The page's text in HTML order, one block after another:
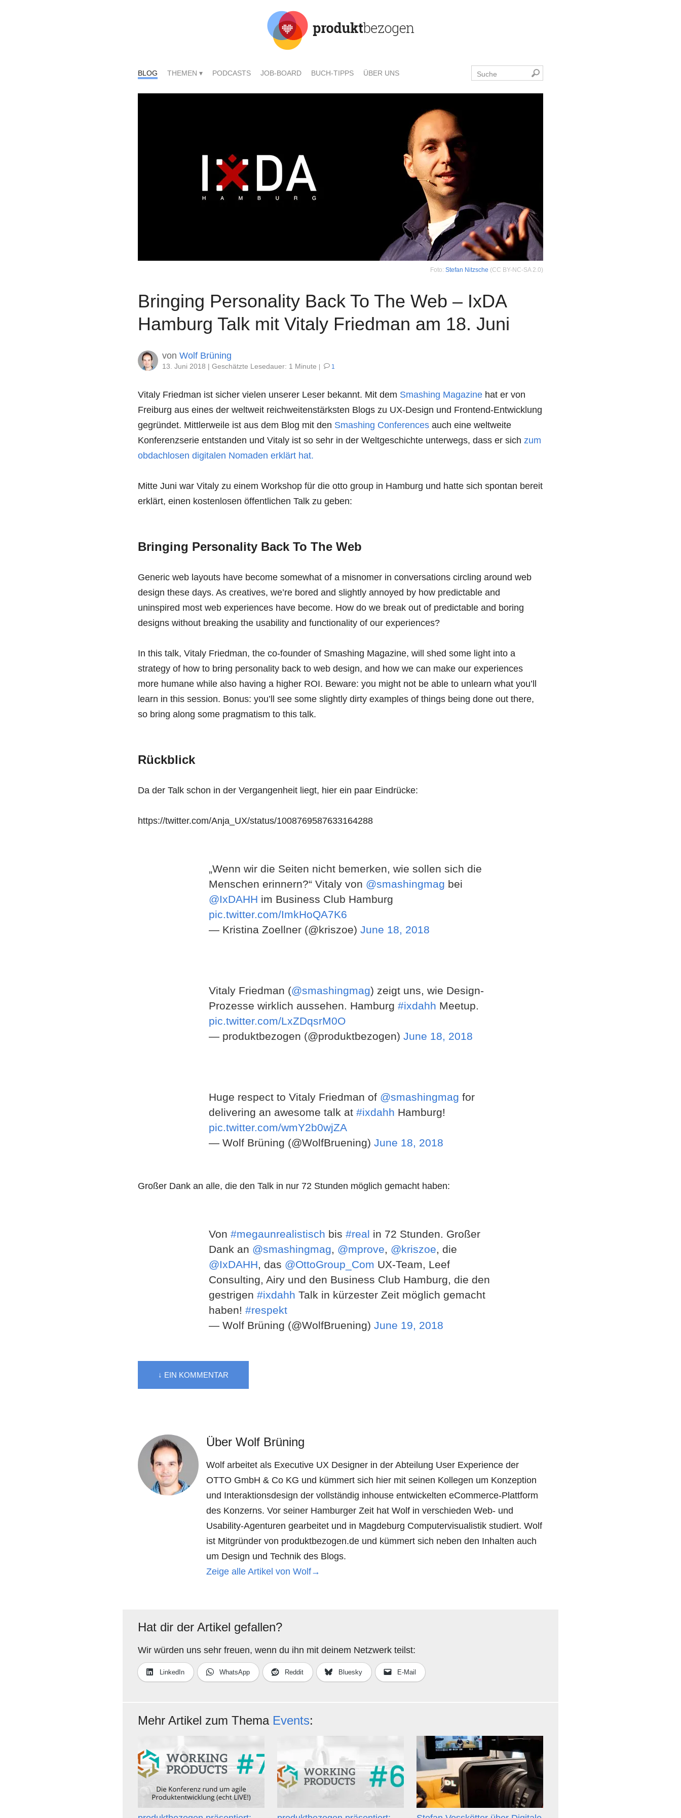
BLOG THEMEN PODCASTS JOB-BOARD BUCH-TIPPS ÜBER UNS
Foto: Stefan Nitzsche (CC BY-NC-SA 2.0)
Bringing Personality Back To The Web – IxDA
Hamburg Talk mit Vitaly Friedman am 18. Juni
von Wolf Brüning
13. Juni 2018 Geschätzte Lesedauer: 1 Minute 1
Vitaly Friedman ist sicher vielen unserer Leser bekannt. Mit dem Smashing Magazine hat er von
Freiburg aus eines der weltweit reichweitenstärksten Blogs zu UX-Design und Frontend-Entwicklung
gegründet. Mittlerweile ist aus dem Blog mit den Smashing Conferences auch eine weltweite
Konferenzserie entstanden und Vitaly ist so sehr in der Weltgeschichte unterwegs, dass er sich zum
obdachlosen digitalen Nomaden erklärt hat.
Mitte Juni war Vitaly zu einem Workshop für die otto group in Hamburg und hatte sich spontan bereit
erklärt, einen kostenlosen öffentlichen Talk zu geben:
Bringing Personality Back To The Web
Generic web layouts have become somewhat of a misnomer in conversations circling around web
design these days. As creatives, we’re bored and slightly annoyed by how predictable and
uninspired most web experiences have become. How do we break out of predictable and boring
designs without breaking the usability and functionality of our experiences?
In this talk, Vitaly Friedman, the co-founder of Smashing Magazine, will shed some light into a
strategy of how to bring personality back to web design, and how we can make our experiences
more humane while also having a higher ROI. Beware: you might not be able to unlearn what you’ll
learn in this session. Bonus: you’ll see some slightly dirty examples of things being done out there,
so bring along some pragmatism to this talk.
Rückblick
Da der Talk schon in der Vergangenheit liegt, hier ein paar Eindrücke:
https://twitter.com/Anja_UX/status/1008769587633164288
„Wenn wir die Seiten nicht bemerken, wie sollen sich die
Menschen erinnern?“ Vitaly von @smashingmag bei
@IxDAHH im Business Club Hamburg
pic.twitter.com/ImkHoQA7K6
— Kristina Zoellner (@kriszoe) June 18, 2018
Vitaly Friedman (@smashingmag) zeigt uns, wie Design-
Prozesse wirklich aussehen. Hamburg #ixdahh Meetup.
pic.twitter.com/LxZDqsrM0O
— produktbezogen (@produktbezogen) June 18, 2018
Huge respect to Vitaly Friedman of @smashingmag for
delivering an awesome talk at #ixdahh Hamburg!
pic.twitter.com/wmY2b0wjZA
— Wolf Brüning (@WolfBruening) June 18, 2018
Großer Dank an alle, die den Talk in nur 72 Stunden möglich gemacht haben:
Von #megaunrealistisch bis #real in 72 Stunden. Großer
Dank an @smashingmag, @mprove, @kriszoe, die
@IxDAHH, das @OttoGroup_Com UX-Team, Leef
Consulting, Airy und den Business Club Hamburg, die den
gestrigen #ixdahh Talk in kürzester Zeit möglich gemacht
haben! #respekt
— Wolf Brüning (@WolfBruening) June 19, 2018
↓ EIN KOMMENTAR
Über Wolf Brüning
Wolf arbeitet als Executive UX Designer in der Abteilung User Experience der
OTTO GmbH & Co KG und kümmert sich hier mit seinen Kollegen um Konzeption
und Interaktionsdesign der vollständig inhouse entwickelten eCommerce-Plattform
des Konzerns. Vor seiner Hamburger Zeit hat Wolf in verschieden Web- und
Usability-Agenturen gearbeitet und in Magdeburg Computervisualistik studiert. Wolf
ist Mitgründer von produktbezogen.de und kümmert sich neben den Inhalten auch
um Design und Technik des Blogs.
Zeige alle Artikel von Wolf→
Hat dir der Artikel gefallen?
Wir würden uns sehr freuen, wenn du ihn mit deinem Netzwerk teilst:
LinkedIn WhatsApp Reddit Bluesky E-Mail
Mehr Artikel zum Thema Events: